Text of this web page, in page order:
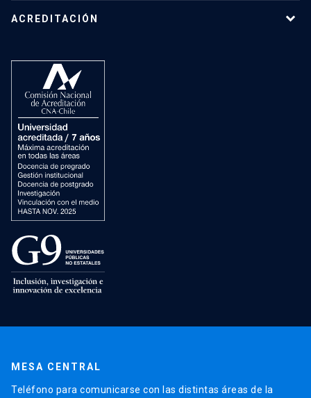
ACREDITACIÓN
MESA CENTRAL
Teléfono para comunicarse con las distintas áreas de la